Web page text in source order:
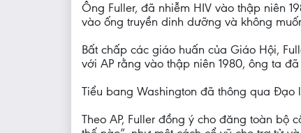
Ông Fuller, đã nhiễm HIV vào thập niên
vào ống truyền dinh dưỡng và không
Bất chấp các giáo huấn của Giáo Hội,
với AP rằng vào thập niên 1980, ông ta
Tiểu bang Washington đã thông qua Đạo
Theo AP, Fuller đồng ý cho đăng toàn